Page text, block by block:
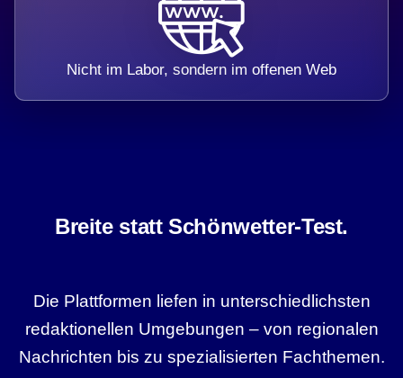
Nicht im Labor, sondern im offenen Web
Breite statt Schönwetter-Test.
Die Plattformen liefen in unterschiedlichsten
redaktionellen Umgebungen – von regionalen
Nachrichten bis zu spezialisierten Fachthemen.